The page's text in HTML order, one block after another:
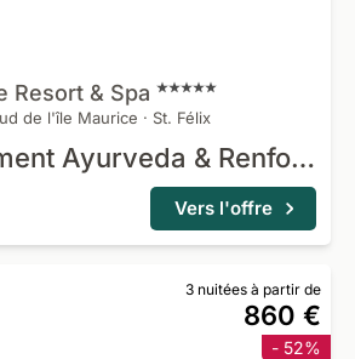
Resort & Spa
de l'île Maurice · St. Félix
Rajeunissement Ayurveda & Renforcement immunitaire
Vers l'offre
3 nuitées à partir de
860 €
- 52%